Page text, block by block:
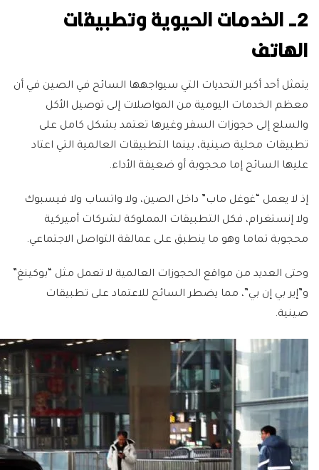
2- الخدمات الحيوية وتطبيقات
الهاتف
يتمثل أحد أكبر التحديات التي سيواجهها السائح في الصين في أن
معظم الخدمات اليومية من المواصلات إلى توصيل الأكل
والسلع إلى حجوزات السفر وغيرها تعتمد بشكل كامل على
تطبيقات محلية صينية، بينما التطبيقات العالمية التي اعتاد
عليها السائح إما محجوبة أو ضعيفة الأداء.
إذ لا يعمل “غوغل ماب” داخل الصين، ولا واتساب ولا فيسبوك
ولا إنستغرام، فكل التطبيقات المملوكة لشركات أميركية
محجوبة تماما وهو ما ينطبق على عمالقة التواصل الاجتماعي.
وحتى العديد من مواقع الحجوزات العالمية لا تعمل مثل “بوكينغ”
و”إير بي إن بي”، مما يضطر السائح للاعتماد على تطبيقات
صينية.